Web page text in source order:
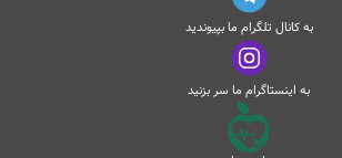
به کانال تلگرام ما بپیوندید
به اینستاگرام ما سر بزنید